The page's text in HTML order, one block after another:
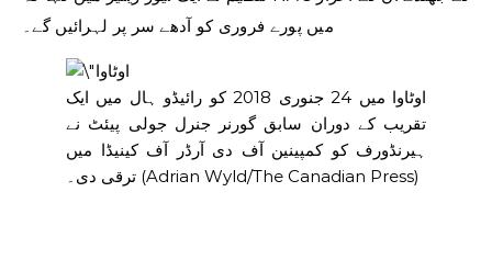
میں پورے فروری کو آدھے سر پر لہرائیں گے۔
اوٹاوا میں 24 جنوری 2018 کو رائیڈو ہال میں ایک
تقریب کے دوران سابق گورنر جنرل جولی پیئٹ نے
ہیرنڈورف کو کمپینین آف دی آرڈر آف کینیڈا میں
(Adrian Wyld/The Canadian Press)